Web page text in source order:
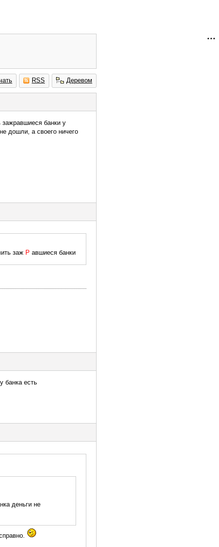
RSS Деревом
зажравшиеся банки у
дошли, а своего ничего
заж Р авшиеся банки
банка есть
деньги не